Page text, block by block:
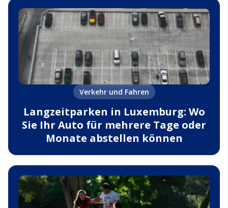
Verkehr und Fahren
Langzeitparken in Luxemburg: Wo
Sie Ihr Auto für mehrere Tage oder
Monate abstellen können